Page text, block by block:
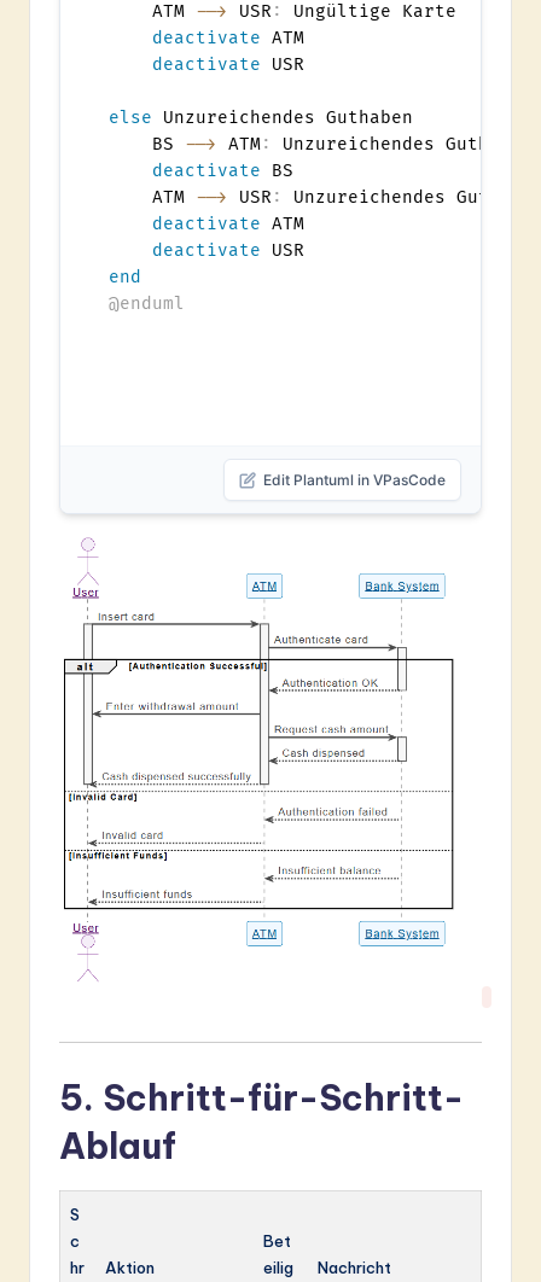
    ATM
--> USR :
Ungültige Karte
deactivate ATM
deactivate USR
else Unzureichendes Guthaben
    BS
--> ATM:
Unzureichendes Guthaben
deactivate BS
    ATM
--> USR :
Unzureichendes
deactivate ATM
deactivate
end
@enduml
Edit Plantuml in VPasCode
5. Schritt-für-Schritt-
Ablauf
S
c
hr
Aktion
Bet
eilig
Nachricht